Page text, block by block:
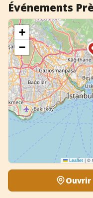
Événements
+
−
Leaflet |©
Ouvrir